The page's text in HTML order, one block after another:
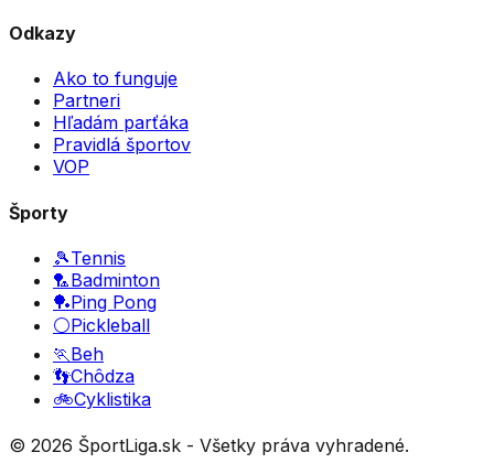
Odkazy
Ako to funguje
Partneri
Hľadám parťáka
Pravidlá športov
VOP
Športy
🎾Tennis
🏸Badminton
🏓Ping Pong
⚪Pickleball
🏃 Beh
👣Chôdza
🚲Cyklistika
© 2026 ŠportLiga.sk - Všetky práva vyhradené.